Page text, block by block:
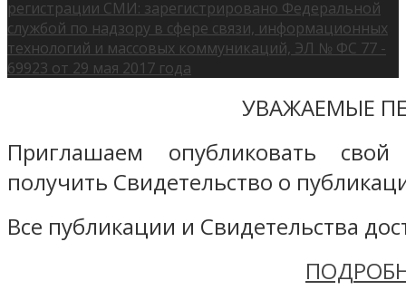
регистрации СМИ: зарегистрировано Федеральной
службой по надзору в сфере связи, информационных
технологий и массовых коммуникаций, ЭЛ № ФС 77 -
69923 от 29 мая 2017 года
УВАЖАЕМЫЕ
Приглашаем опубликовать
получить Свидетельство о
Все публикации и Свидетельства